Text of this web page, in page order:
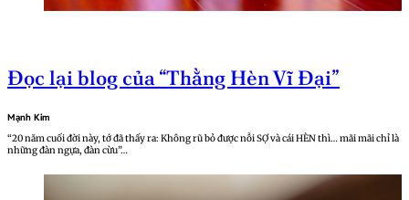
Đọc lại blog của “Thằng Hèn Vĩ Đại”
Mạnh Kim
“20 năm cuối đời này, tớ đã thấy ra: Không rũ bỏ được nỗi SỢ và cái HÈN thì… mãi mãi chỉ là
những đàn ngựa, đàn cừu”…